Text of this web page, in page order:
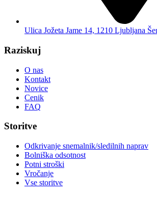
Ulica Jožeta Jame 14, 1210 Ljubljana
Raziskuj
O nas
Kontakt
Novice
Cenik
FAQ
Storitve
Odkrivanje snemalnik/sledilnih naprav
Bolniška odsotnost
Potni stroški
Vročanje
Vse storitve